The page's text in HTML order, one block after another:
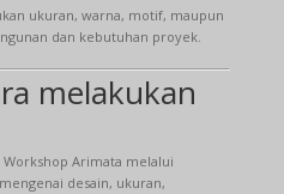
ukuran, warna, motif, maupun
dan kebutuhan proyek.
melakukan
Arimata melalui
desain, ukuran,